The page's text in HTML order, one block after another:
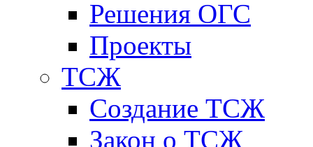
Решения ОГС
Проекты
ТСЖ
Создание ТСЖ
Закон о ТСЖ